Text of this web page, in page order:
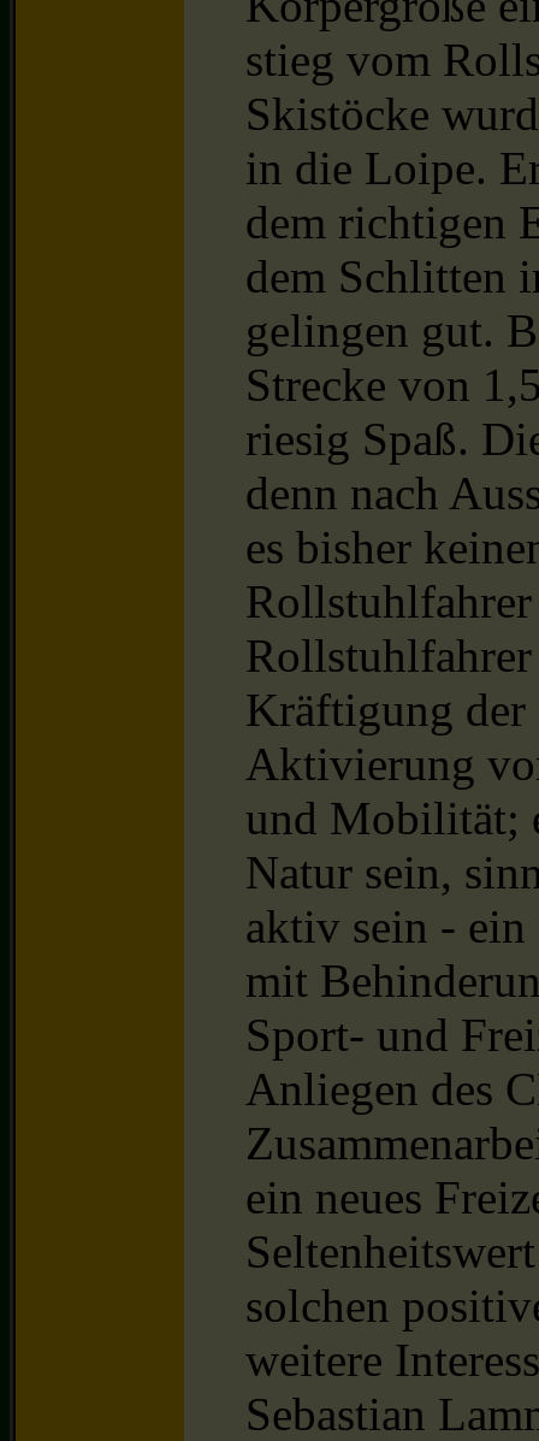
stieg vom
Skistöcke
in die Loipe.
dem richtigen
dem Schlitten
gelingen gut.
Strecke von
riesig Spaß.
denn nach
es bisher
Kräftigung
Aktivierung
und Mobilität;
Natur sein,
aktiv sein -
mit
Sport- und
Anliegen des
ein neues
solchen
weitere
Sebastian